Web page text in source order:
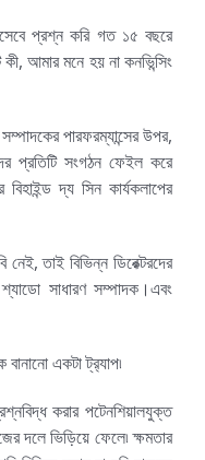
প্রশ্ন করি গত ১৫ বছরে
আমার মনে হয় না কনভিন্সিং
পারফরম্যান্সের উপর,
প্রতিটি সংগঠন ফেইল করে
দ্য সিন কার্যকলাপের
তাই বিভিন্ন ডিরেক্টরদের
শ্যাডো সাধারণ সম্পাদক।এবং
বানানো একটা ট্র্যাপ৷
করার পটেনশিয়ালযুক্ত
দলে ভিড়িয়ে ফেলে৷ ক্ষমতার